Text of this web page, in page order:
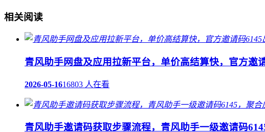
相关阅读
青风助手网盘及应用拉新平台，单价高结算快，官方邀
2026-05-1616803 人在看
青风助手邀请码获取步骤流程，青风助手一级邀请码